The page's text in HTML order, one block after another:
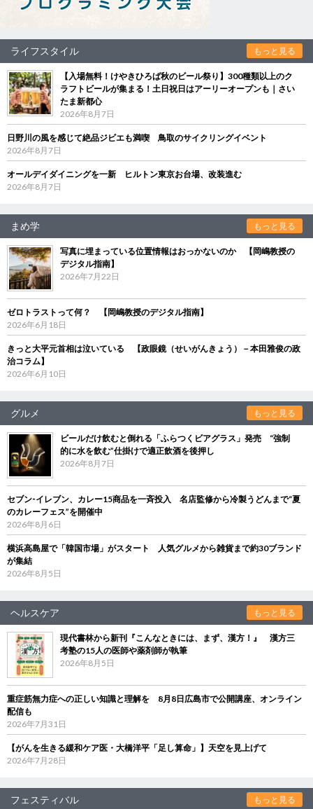
ライフスタイル もっと見る
【入場無料！けやきひろば秋のビール祭り】300種類以上のク
ラフトビールが集まる！土日祝日はアーリーオープンも｜さい
たま新都心
2026年8月7日
日野川の風を感じて絶品ジビエも満喫 鳥取のサイクリングイベント
2026年8月7日
オールデイダイニングを一新 ヒルトン東京お台場、改装進む
2026年8月7日
まめ学 もっと見る
写真に埋まっている位置情報はおっかないのか 【岡嶋教授の
デジタル指南】
2026年7月22日
ゼロトラストって何？ 【岡嶋教授のデジタル指南】
2026年6月18日
きっと大平元首相は泣いている 【政眼鏡（せいがんきょう）－本田雅俊の政
治コラム】
2026年6月10日
グルメ もっと見る
ビールだけ飲むと倒れる「ふらつくビアグラス」発売 “強制
的に水を飲む”仕掛けで適正飲酒を後押し
2026年8月7日
セブン‐イレブン、カレー15商品を一斉投入 名店監修から冷製うどんまで“夏
のカレーフェス”を開催中
2026年8月6日
横浜高島屋で「韓国市場」がスタート 人気グルメから雑貨まで約30ブランド
が集結
2026年8月5日
ヘルスケア もっと見る
現代書林から新刊『こんなときには、まず、漢方！』 漢方三
考塾の15人の医師や薬剤師が執筆
2026年8月5日
重症筋無力症への正しい知識と理解を 8月8日広島市で公開講座、オンライン
配信も
2026年7月31日
【がんを生きる緩和ケア医・大橋洋平「足し算命」】天空を見上げて
2026年7月28日
フェスティバル もっと見る